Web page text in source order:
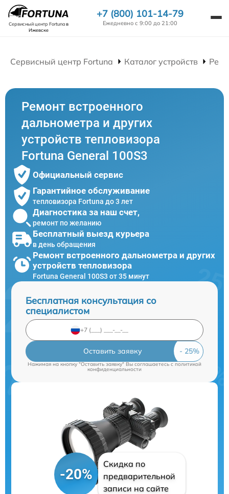
Сервисный центр Fortunaв
Ижевске
+7 (800) 101-14-79
Ежедневно с 9:00 до 21:00
Сервисный центр Fortuna Каталог устройств
Ремонт встроенного
дальнометра и других
устройств тепловизора
Fortuna General 100S3
Официальный сервис
Гарантийное обслуживание
тепловизора Fortuna до 3 лет
Диагностика за наш счет,
ремонт по желанию
Бесплатный выезд курьера
в день обращения
Ремонт встроенного дальнометра и других
устройств тепловизора
Fortuna General 100S3 от 35 минут
Бесплатная консультация со
специалистом
Оставить заявку
Нажимая на кнопку "Оставить заявку" Вы соглашаетесь cполитикой
конфиденциальности
-20%
Скидка по
предварительной
записи на сайте